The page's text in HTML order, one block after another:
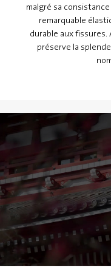
malgré sa
remarquable
durable aux fissures.
préserve la